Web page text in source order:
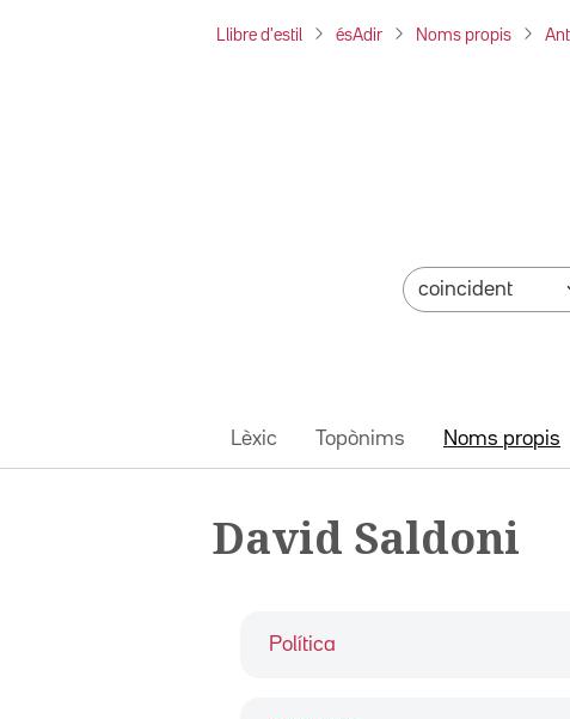
Llibre d'estil ésAdir Noms propis
Lèxic Topònims Noms propis
David Saldoni
Política